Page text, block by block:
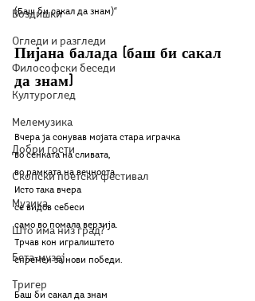
Воздишки
Огледи и разгледи
Философски беседи
Културоглед
Мелемузика
Добри гости
Скопски поетски фестивал
Музика
Што има низ град?
Бета-музеј
Тригер
(Баш би сакал да знам)“
Пијана балада (баш би сакал
да знам)
Вчера ја сонував мојата стара играчка
во сенката на сливата,
во рамката на вечноста.
Исто така вчера
се видов себеси
само во помала верзија.
Трчав кон игралиштето
спремен за нови победи.
Баш би сакал да знам